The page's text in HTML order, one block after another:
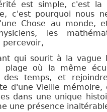
est simple, c'est la
c'est pourquoi nous
Chose au monde,
les
percevoir,
qui sourit à la vague
plage où la même
temps, et
d'une Vieille mémoire,
dans une unique
une présence